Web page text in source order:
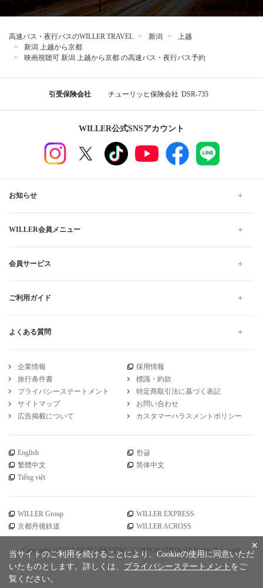
高速バス・夜行バスのWILLER TRAVEL 新潟
上越
新潟 上越から京都
映画視聴可 新潟 上越から京都 の高速バス・夜行バス予約
引受保険会社 チューリッヒ保険会社 DSR-735
WILLER公式SNSアカウント
お知らせ
WILLER会員メニュー
会員サービス
ご利用ガイド
よくある質問
企業情報
採用情報
旅行条件書
標識・約款
プライバシーステートメント
特定商取引法に基づく表記
サイトマップ
お問い合わせ
広告掲載について
カスタマーハラスメントポリシー
English
한글
繁體中文
简体中文
Tiếng việt
WILLER Group
WILLER EXPRESS
京都丹後鉄道
WILLER ACROSS
Copyright © WILLER MARKETING CORPORATION All Rights Reserved. ×
当サイトのご利用を続けることにより、Cookieの使用に同意いただ
いたものとします。詳しくは、 プライバシーステートメント をご
覧ください。